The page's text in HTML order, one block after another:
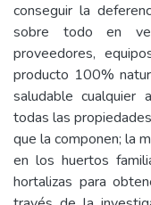
conseguir la
sobre todo en
proveedores,
producto 100%
saludable cualquier
todas las
que la componen; la
en los huertos
hortalizas para